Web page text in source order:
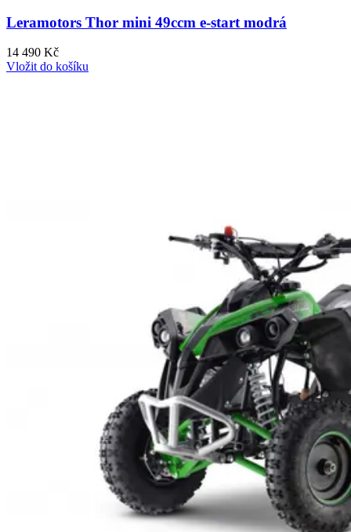
Leramotors Thor mini 49ccm e-start modrá
14 490 Kč
Vložit do košíku